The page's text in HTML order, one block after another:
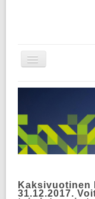
FEFE-HANKE
HYÖDYT
TIETOA
OTA YHTEYTTÄ
Kaksivuotinen
31.12.2017.